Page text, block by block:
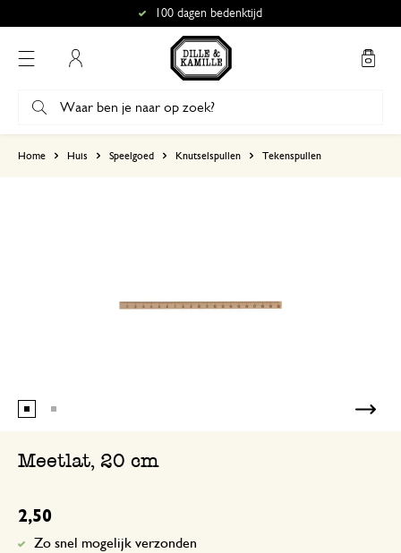
100 dagen bedenktijd
Home Huis Speelgoed Knutselspullen Tekenspullen
Meetlat, 20 cm
2,50
Zo snel mogelijk verzonden